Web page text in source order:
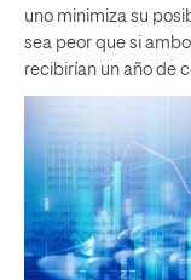
uno minimiza su
sea peor que si
recibirían un año de